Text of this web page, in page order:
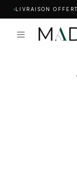
LIVRAISON